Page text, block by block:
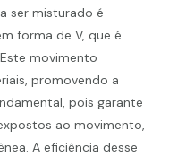
ser misturado é
forma de V, que é
movimento
promovendo a
pois garante
ao movimento,
A eficiência desse